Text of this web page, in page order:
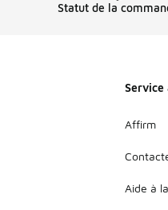
Statut de la
Service
Affirm
Aide à